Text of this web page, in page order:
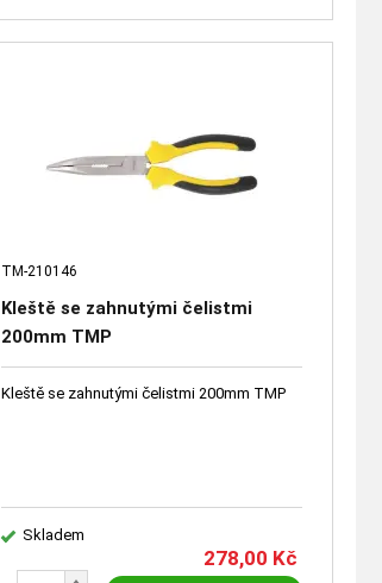
TM-210146
Kleště se zahnutými čelistmi
200mm TMP
Kleště se zahnutými čelistmi 200mm TMP
Skladem
278,00 Kč